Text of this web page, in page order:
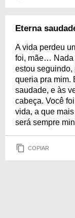
Eterna
A vida perdeu
foi, mãe… Nada
estou seguindo,
queria pra mim.
saudade, e às
cabeça. Você
vida, a que
será sempre
COPIAR